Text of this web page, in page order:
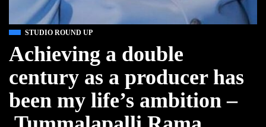
STUDIO ROUND UP
Achieving a double
century as a producer has
been my life’s ambition –